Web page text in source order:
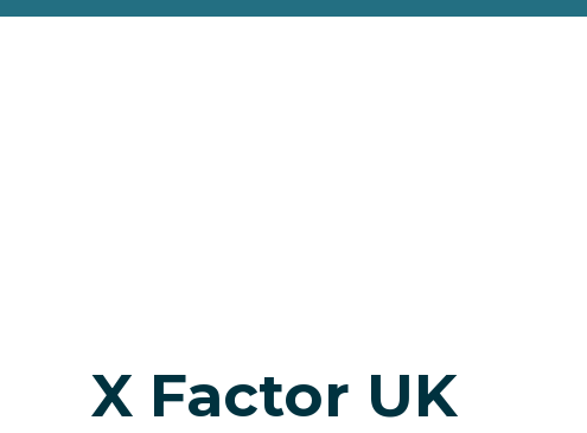
X Factor UK